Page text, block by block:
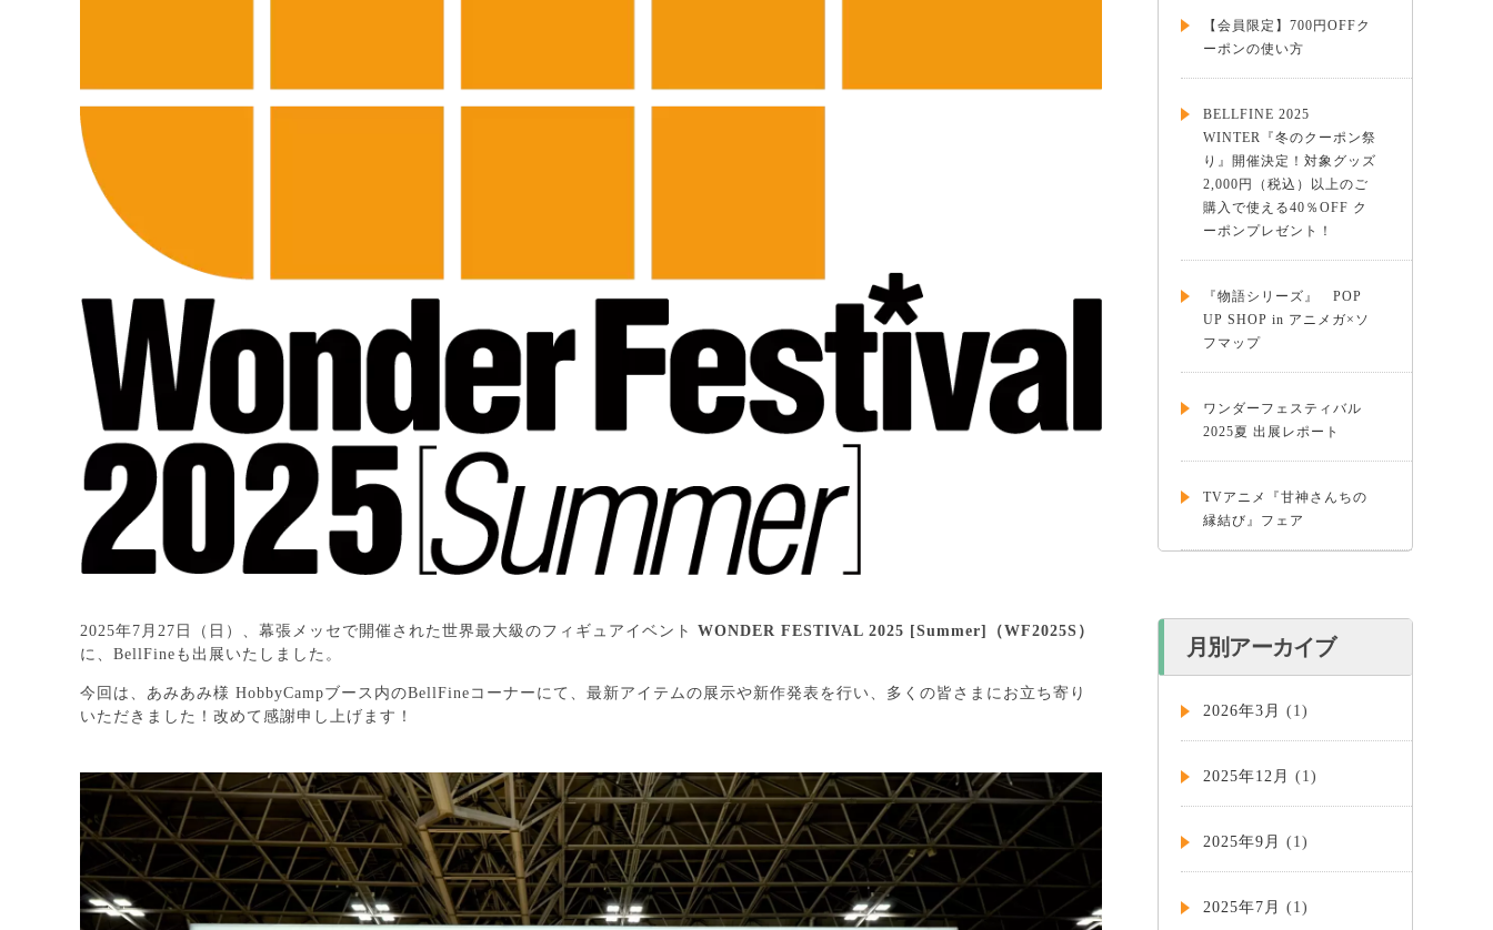
2025年7月27日（日）、幕張メッセで開催された世界最大級のフィギュアイベント WONDER FESTIVAL 2025 [Summer]（WF2025S）
に、BellFineも出展いたしました。
今回は、あみあみ様 HobbyCampブース内のBellFineコーナーにて、最新アイテムの展示や新作発表を行い、多くの皆さまにお立ち寄り
いただきました！改めて感謝申し上げます！
【会員限定】700円OFFク
ーポンの使い方
BELLFINE 2025
WINTER『冬のクーポン祭
り』開催決定！対象グッズ
2,000円（税込）以上のご
購入で使える40％OFF ク
ーポンプレゼント！
『物語シリーズ』 POP
UP SHOP in アニメガ×ソ
フマップ
ワンダーフェスティバル
2025夏 出展レポート
TVアニメ『甘神さんちの
縁結び』フェア
月別アーカイブ
2026年3月 (1)
2025年12月 (1)
2025年9月 (1)
2025年7月 (1)